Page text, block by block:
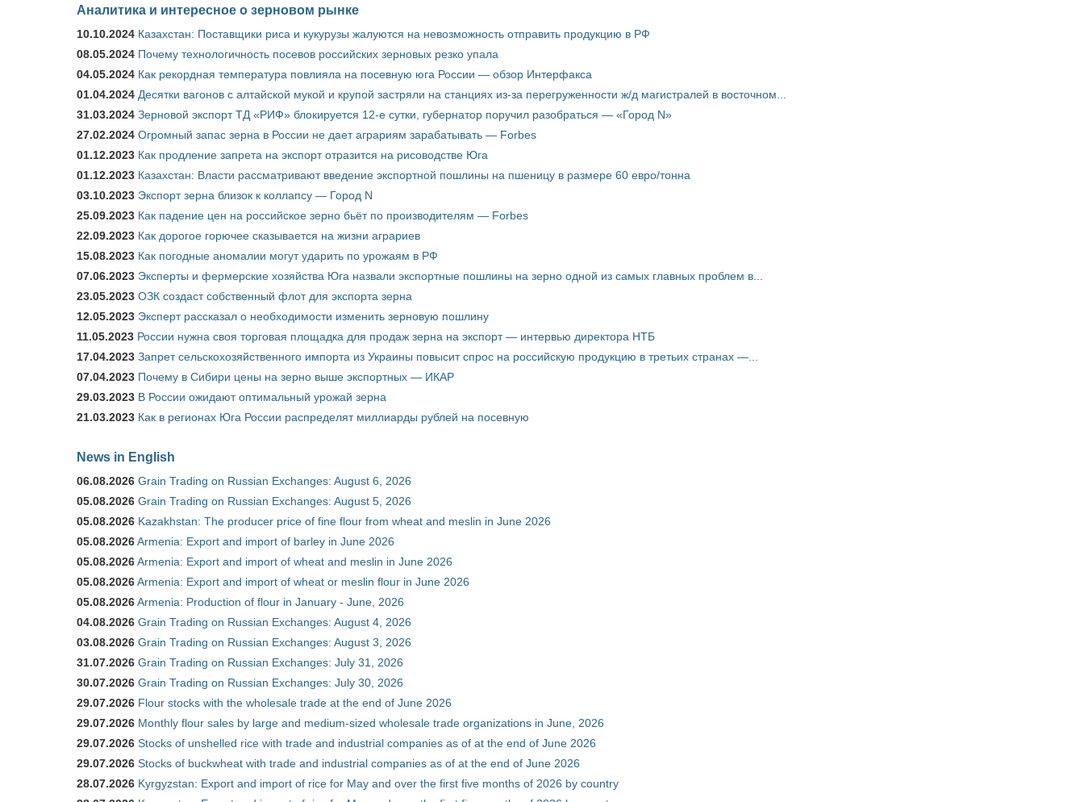
Аналитика и интересное о зерновом рынке
10.10.2024 Казахстан: Поставщики риса и кукурузы жалуются на невозможность отправить продукцию в РФ
08.05.2024 Почему технологичность посевов российских зерновых резко упала
04.05.2024 Как рекордная температура повлияла на посевную юга России — обзор Интерфакса
01.04.2024 Десятки вагонов с алтайской мукой и крупой застряли на станциях из-за перегруженности ж/д магистралей в восточном...
31.03.2024 Зерновой экспорт ТД «РИФ» блокируется 12-е сутки, губернатор поручил разобраться — «Город N»
27.02.2024 Огромный запас зерна в России не дает аграриям зарабатывать — Forbes
01.12.2023 Как продление запрета на экспорт отразится на рисоводстве Юга
01.12.2023 Казахстан: Власти рассматривают введение экспортной пошлины на пшеницу в размере 60 евро/тонна
03.10.2023 Экспорт зерна близок к коллапсу — Город N
25.09.2023 Как падение цен на российское зерно бьёт по производителям — Forbes
22.09.2023 Как дорогое горючее сказывается на жизни аграриев
15.08.2023 Как погодные аномалии могут ударить по урожаям в РФ
07.06.2023 Эксперты и фермерские хозяйства Юга назвали экспортные пошлины на зерно одной из самых главных проблем в...
23.05.2023 ОЗК создаст собственный флот для экспорта зерна
12.05.2023 Эксперт рассказал о необходимости изменить зерновую пошлину
11.05.2023 России нужна своя торговая площадка для продаж зерна на экспорт — интервью директора НТБ
17.04.2023 Запрет сельскохозяйственного импорта из Украины повысит спрос на российскую продукцию в третьих странах —...
07.04.2023 Почему в Сибири цены на зерно выше экспортных — ИКАР
29.03.2023 В России ожидают оптимальный урожай зерна
21.03.2023 Как в регионах Юга России распределят миллиарды рублей на посевную
News in English
06.08.2026 Grain Trading on Russian Exchanges: August 6, 2026
05.08.2026 Grain Trading on Russian Exchanges: August 5, 2026
05.08.2026 Kazakhstan: The producer price of fine flour from wheat and meslin in June 2026
05.08.2026Armenia: Export and import of barley in June 2026
05.08.2026Armenia: Export and import of wheat and meslin in June 2026
05.08.2026Armenia: Export and import of wheat or meslin flour in June 2026
05.08.2026Armenia: Production of flour in January - June, 2026
04.08.2026 Grain Trading on Russian Exchanges: August 4, 2026
03.08.2026 Grain Trading on Russian Exchanges: August 3, 2026
31.07.2026 Grain Trading on Russian Exchanges: July 31, 2026
30.07.2026 Grain Trading on Russian Exchanges: July 30, 2026
29.07.2026 Flour stocks with the wholesale trade at the end of June 2026
29.07.2026 Monthly flour sales by large and medium-sized wholesale trade organizations in June, 2026
29.07.2026 Stocks of unshelled rice with trade and industrial companies as of at the end of June 2026
29.07.2026 Stocks of buckwheat with trade and industrial companies as of at the end of June 2026
28.07.2026 Kyrgyzstan: Export and import of rice for May and over the first five months of 2026 by country